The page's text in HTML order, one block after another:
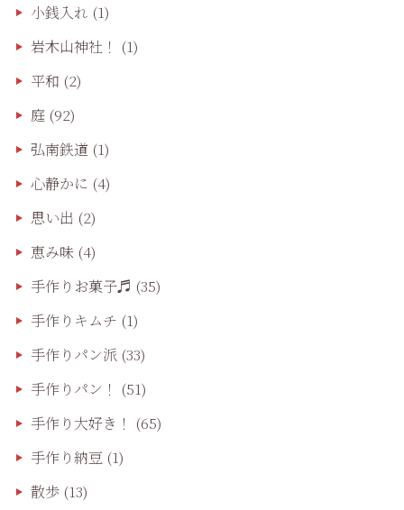
小銭入れ (1)
岩木山神社！ (1)
平和 (2)
庭(92)
弘南鉄道 (1)
心静かに (4)
思い出 (2)
恵み味(4)
手作りお菓子♬ (35)
手作りキムチ (1)
手作りパン派 (33)
手作りパン！ (51)
手作り大好き！ (65)
手作り納豆 (1)
散歩(13)